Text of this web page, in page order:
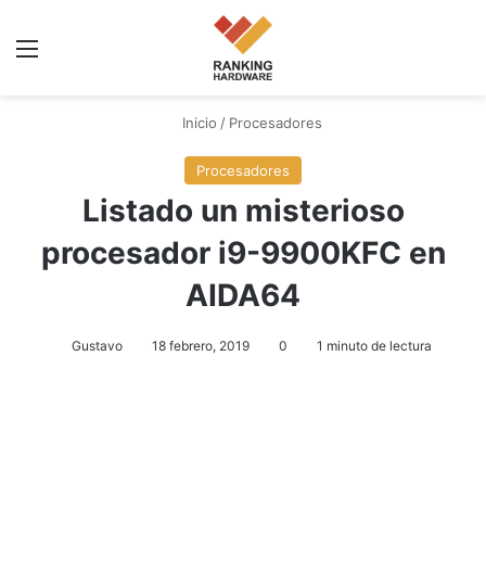
Inicio / Procesadores
Procesadores
Listado un misterioso
procesador i9-9900KFC en
AIDA64
Gustavo 18 febrero, 2019 0 1 minuto de lectura